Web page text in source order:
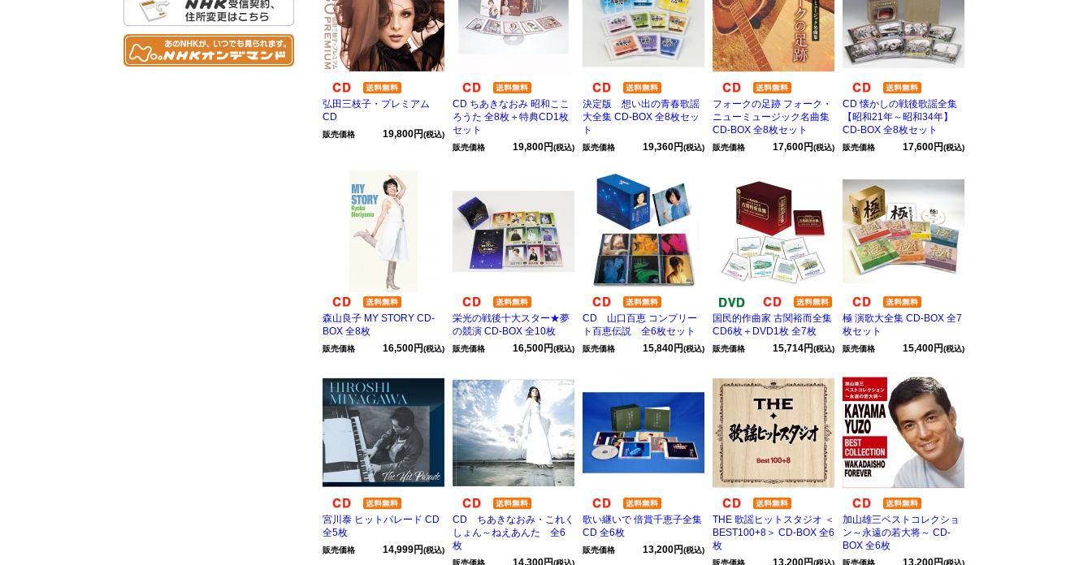
弘田三枝子・プレミアム
CD
販売価格 19,800円(税込)
CD ちあきなおみ 昭和ここ
ろうた 全8枚＋特典CD1枚
セット
販売価格 19,800円(税込)
決定版 想い出の青春歌謡
大全集 CD-BOX 全8枚セッ
ト
販売価格 19,360円(税込)
フォークの足跡 フォーク・
ニューミュージック名曲集
CD-BOX 全8枚セット
販売価格 17,600円(税込)
CD 懐かしの戦後歌謡全集
【昭和21年～昭和34年】
CD-BOX 全8枚セット
販売価格 17,600円(税込)
森山良子 MY STORY CD-
BOX 全8枚
販売価格 16,500円(税込)
栄光の戦後十大スター★夢
の競演 CD-BOX 全10枚
販売価格 16,500円(税込)
CD 山口百恵 コンプリー
ト百恵伝説 全6枚セット
販売価格 15,840円(税込)
国民的作曲家 古関裕而全集
CD6枚＋DVD1枚 全7枚
販売価格 15,714円(税込)
極 演歌大全集 CD-BOX 全7
枚セット
販売価格 15,400円(税込)
宮川泰 ヒットパレード CD
全5枚
販売価格 14,999円(税込)
CD ちあきなおみ・これく
しょん～ねえあんた 全6
枚
販売価格 14,300円(税込)
歌い継いで 倍賞千恵子全集
CD 全6枚
販売価格 13,200円(税込)
THE 歌謡ヒットスタジオ ＜
BEST100+8＞ CD-BOX 全6
枚
販売価格 13,200円(税込)
加山雄三ベストコレクショ
ン～永遠の若大将～ CD-
BOX 全6枚
販売価格 13,200円(税込)